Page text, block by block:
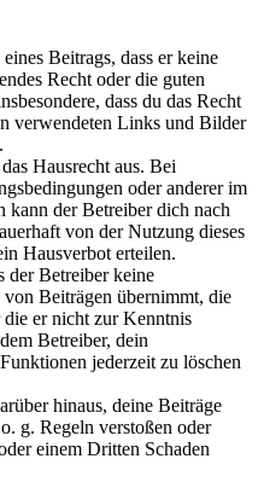
Beitrags, dass er keine
Recht oder die guten
dass du das Recht
verwendeten Links und Bilder
Hausrecht aus. Bei
oder anderer im
der Betreiber dich nach
von der Nutzung dieses
Hausverbot erteilen.
der Betreiber keine
Beiträgen übernimmt, die
die er nicht zur Kenntnis
Betreiber, dein
jederzeit zu löschen
hinaus, deine Beiträge
g. Regeln verstoßen oder
einem Dritten Schaden